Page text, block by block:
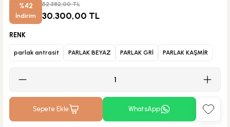
%42
İndirim
52.382,00 TL
30.300,00 TL
RENK
parlak antrasit PARLAK BEYAZ PARLAK GRİ PARLAK KAŞMİR
Sepete Ekle WhatsApp